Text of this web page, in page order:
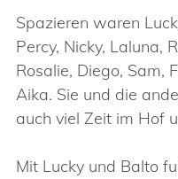
Spazieren waren
Percy, Nicky, Laluna,
Rosalie, Diego, Sam,
Aika. Sie und die
auch viel Zeit im Hof
Mit Lucky und Balto